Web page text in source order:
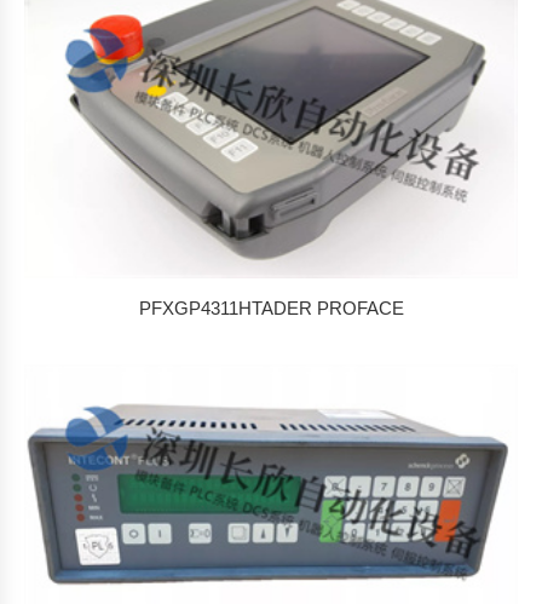
PFXGP4311HTADER PROFACE